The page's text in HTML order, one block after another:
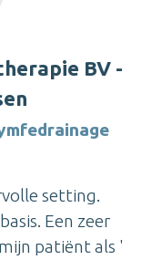
BV -
setting.
Een zeer
patiënt als '